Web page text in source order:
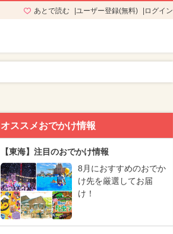
あとで読む ユーザー登録(無料) ログイン
オススメおでかけ情報
【東海】注目のおでかけ情報
8月におすすめのおでか
け先を厳選してお届
け！